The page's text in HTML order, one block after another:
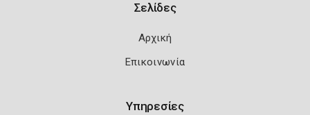
Σελίδες
Αρχική
Επικοινωνία
Υπηρεσίες